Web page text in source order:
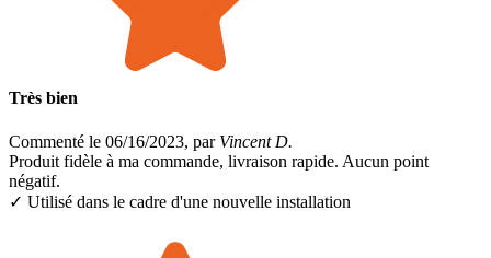
Très bien
Commenté le 06/16/2023, par Vincent D.
Produit fidèle à ma commande, livraison rapide. Aucun point
négatif.
✓ Utilisé dans le cadre d'une nouvelle installation